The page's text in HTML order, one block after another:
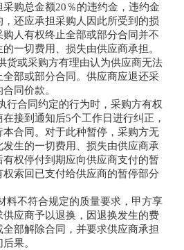
购总金额20％的违约金，违约金
还应承担采购人因此所受到的损
人有权终止全部或部分合同并不
一切费用、损失由供应商承担。
货或采购方有理由认为供应商无法
部或部分合同。供应商应退还采
同价款。
行合同约定的行为时，采购方有权
接到通知后5个工作日进行纠正，
合同。对于此种暂停，采购方无
生的一切费用、损失由供应商承
权停付到期应向供应商支付的暂
索回已支付给供应商的暂停部分
料不符合规定的质量要求，甲方享
应商予以退换，因退换发生的费
部解除合同，并要求供应商承担
果。